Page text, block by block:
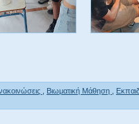
Βιωματική Μάθηση